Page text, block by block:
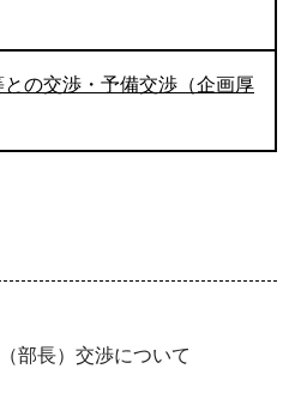
の交渉・予備交渉（企画厚
部長）交渉について